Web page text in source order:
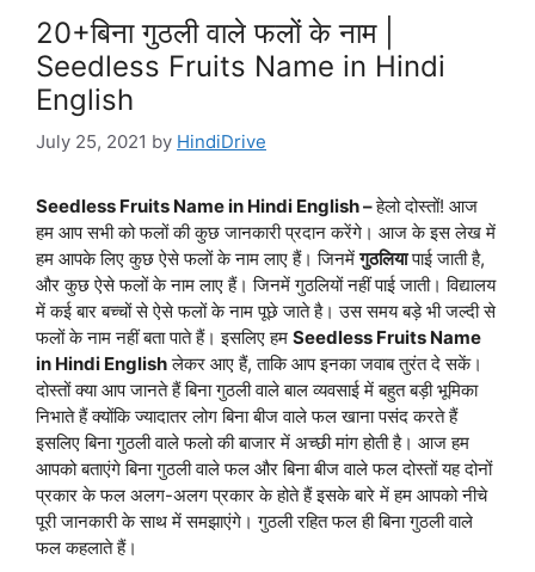
20+बिना गुठली वाले फलों के नाम |
Seedless Fruits Name in Hindi
English
July 25, 2021 by HindiDrive
Seedless Fruits Name in Hindi English –हेलो दोस्तों! आज
हम आप सभी को फलों की कुछ जानकारी प्रदान करेंगे। आज के इस लेख में
हम आपके लिए कुछ ऐसे फलों के नाम लाए हैं। जिनमेंगुठलियापाई जाती है,
और कुछ ऐसे फलों के नाम लाए हैं। जिनमें गुठलियों नहीं पाई जाती। विद्यालय
में कई बार बच्चों से ऐसे फलों के नाम पूछे जाते है। उस समय बड़े भी जल्दी से
फलों के नाम नहीं बता पाते हैं। इसलिए हम Seedless Fruits Name
in Hindi Englishलेकर आए हैं, ताकि आप इनका जवाब तुरंत दे सकें।
दोस्तों क्या आप जानते हैं बिना गुठली वाले बाल व्यवसाई में बहुत बड़ी भूमिका
निभाते हैं क्योंकि ज्यादातर लोग बिना बीज वाले फल खाना पसंद करते हैं
इसलिए बिना गुठली वाले फलो की बाजार में अच्छी मांग होती है। आज हम
आपको बताएंगे बिना गुठली वाले फल और बिना बीज वाले फल दोस्तों यह दोनों
प्रकार के फल अलग-अलग प्रकार के होते हैं इसके बारे में हम आपको नीचे
पूरी जानकारी के साथ में समझाएंगे। गुठली रहित फल ही बिना गुठली वाले
फल कहलाते हैं।